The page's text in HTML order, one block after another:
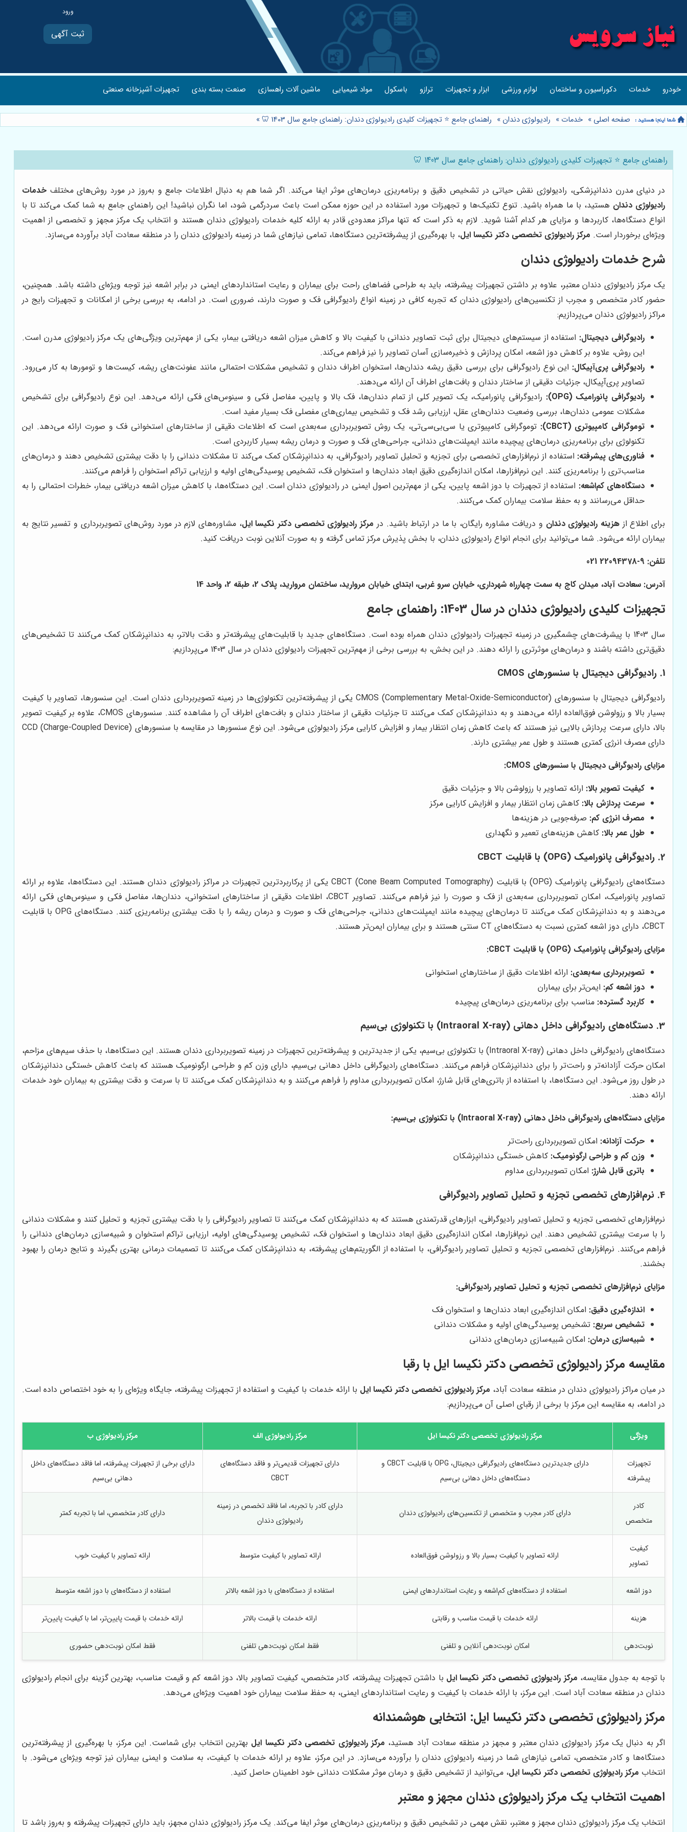
ثبت آگهی
خودرو خدمات دکوراسیون و ساختمان لوازم ورزشی ابزار و تجهیزات ترازو باسکول مواد شیمیایی ماشین آلات راهسازی صنعت بسته بندی تجهیزات آشپزخانه صنعتی
صفحه اصلی » خدمات » رادیولوژی دندان » راهنمای جامع ⭐️ تجهیزات کلیدی رادیولوژی دندان: راهنمای جامع سال 1403 🦷 »
راهنمای جامع ⭐️ تجهیزات کلیدی رادیولوژی دندان: راهنمای جامع سال 1403 🦷
در دنیای مدرن دندانپزشکی، رادیولوژی نقش حیاتی در تشخیص دقیق و برنامه‌ریزی درمان‌های موثر ایفا می‌کند. اگر شما هم به دنبال اطلاعات جامع و به‌روز در مورد روش‌های مختلفخدمات
رادیولوژی دندان هستید، با ما همراه باشید. تنوع تکنیک‌ها و تجهیزات مورد استفاده در این حوزه ممکن است باعث سردرگمی شود، اما نگران نباشید! این راهنمای جامع به شما کمک می‌کند تا با
انواع دستگاه‌ها، کاربردها و مزایای هر کدام آشنا شوید. لازم به ذکر است که تنها مراکز معدودی قادر به ارائه کلیه خدمات رادیولوژی دندان هستند و انتخاب یک مرکز مجهز و تخصصی از اهمیت
ویژه‌ای برخوردار است. مرکز رادیولوژی تخصصی دکتر نکیسا ایل، با بهره‌گیری از پیشرفته‌ترین دستگاه‌ها، تمامی نیازهای شما در زمینه رادیولوژی دندان را در منطقه سعادت آباد برآورده می‌سازد.
شرح خدمات رادیولوژی دندان
یک مرکز رادیولوژی دندان معتبر، علاوه بر داشتن تجهیزات پیشرفته، باید به طراحی فضاهای راحت برای بیماران و رعایت استانداردهای ایمنی در برابر اشعه نیز توجه ویژه‌ای داشته باشد. همچنین،
حضور کادر متخصص و مجرب از تکنسین‌های رادیولوژی دندان که تجربه کافی در زمینه انواع رادیوگرافی فک و صورت دارند، ضروری است. در ادامه، به بررسی برخی از امکانات و تجهیزات رایج در
مراکز رادیولوژی دندان می‌پردازیم:
رادیوگرافی دیجیتال: استفاده از سیستم‌های دیجیتال برای ثبت تصاویر دندانی با کیفیت بالا و کاهش میزان اشعه دریافتی بیمار، یکی از مهم‌ترین ویژگی‌های یک مرکز رادیولوژی مدرن است.
این روش، علاوه بر کاهش دوز اشعه، امکان پردازش و ذخیره‌سازی آسان تصاویر را نیز فراهم می‌کند.
رادیوگرافی پری‌آپیکال: این نوع رادیوگرافی برای بررسی دقیق ریشه دندان‌ها، استخوان اطراف دندان و تشخیص مشکلات احتمالی مانند عفونت‌های ریشه، کیست‌ها و تومورها به کار می‌رود.
تصاویر پری‌آپیکال، جزئیات دقیقی از ساختار دندان و بافت‌های اطراف آن ارائه می‌دهند.
رادیوگرافی پانورامیک (OPG):
رادیوگرافی پانورامیک، یک تصویر کلی از تمام دندان‌ها، فک بالا و پایین، مفاصل فکی و سینوس‌های فکی ارائه می‌دهد. این نوع رادیوگرافی برای تشخیص
مشکلات عمومی دندان‌ها، بررسی وضعیت دندان‌های عقل، ارزیابی رشد فک و تشخیص بیماری‌های مفصلی فک بسیار مفید است.
توموگرافی کامپیوتری (CBCT):
توموگرافی کامپیوتری یا سی‌بی‌سی‌تی، یک روش تصویربرداری سه‌بعدی است که اطلاعات دقیقی از ساختارهای استخوانی فک و صورت ارائه می‌دهد. این
تکنولوژی برای برنامه‌ریزی درمان‌های پیچیده مانند ایمپلنت‌های دندانی، جراحی‌های فک و صورت و درمان ریشه بسیار کاربردی است.
فناوری‌های پیشرفته: استفاده از نرم‌افزارهای تخصصی برای تجزیه و تحلیل تصاویر رادیوگرافی، به دندانپزشکان کمک می‌کند تا مشکلات دندانی را با دقت بیشتری تشخیص دهند و درمان‌های
مناسب‌تری را برنامه‌ریزی کنند. این نرم‌افزارها، امکان اندازه‌گیری دقیق ابعاد دندان‌ها و استخوان فک، تشخیص پوسیدگی‌های اولیه و ارزیابی تراکم استخوان را فراهم می‌کنند.
دستگاه‌های کم‌اشعه: استفاده از تجهیزات با دوز اشعه پایین، یکی از مهم‌ترین اصول ایمنی در رادیولوژی دندان است. این دستگاه‌ها، با کاهش میزان اشعه دریافتی بیمار، خطرات احتمالی را به
حداقل می‌رسانند و به حفظ سلامت بیماران کمک می‌کنند.
برای اطلاع از هزینه رادیولوژی دندان و دریافت مشاوره رایگان، با ما در ارتباط باشید. در مرکز رادیولوژی تخصصی دکتر نکیسا ایل، مشاوره‌های لازم در مورد روش‌های تصویربرداری و تفسیر نتایج به
بیماران ارائه می‌شود. شما می‌توانید برای انجام انواع رادیولوژی دندان، با بخش پذیرش مرکز تماس گرفته و به صورت آنلاین نوبت دریافت کنید.
تلفن: 9-22094378 021
آدرس: سعادت آباد، میدان کاج به سمت چهارراه شهرداری، خیابان سرو غربی، ابتدای خیابان مروارید، ساختمان مروارید، پلاک 2، طبقه 2، واحد 14
تجهیزات کلیدی رادیولوژی دندان در سال 1403: راهنمای جامع
سال 1403 با پیشرفت‌های چشمگیری در زمینه تجهیزات رادیولوژی دندان همراه بوده است. دستگاه‌های جدید با قابلیت‌های پیشرفته‌تر و دقت بالاتر، به دندانپزشکان کمک می‌کنند تا تشخیص‌های
دقیق‌تری داشته باشند و درمان‌های موثرتری را ارائه دهند. در این بخش، به بررسی برخی از مهم‌ترین تجهیزات رادیولوژی دندان در سال 1403 می‌پردازیم:
1. رادیوگرافی دیجیتال با سنسورهای CMOS
رادیوگرافی دیجیتال با سنسورهای CMOS (Complementary Metal-Oxide-Semiconductor) یکی از پیشرفته‌ترین تکنولوژی‌ها در زمینه تصویربرداری دندان است. این سنسورها، تصاویر با کیفیت
بسیار بالا و رزولوشن فوق‌العاده ارائه می‌دهند و به دندانپزشکان کمک می‌کنند تا جزئیات دقیقی از ساختار دندان و بافت‌های اطراف آن را مشاهده کنند. سنسورهای CMOS، علاوه بر کیفیت تصویر
بالا، دارای سرعت پردازش بالایی نیز هستند که باعث کاهش زمان انتظار بیمار و افزایش کارایی مرکز رادیولوژی می‌شود. این نوع سنسورها در مقایسه با سنسورهای CCD (Charge-Coupled Device)
دارای مصرف انرژی کمتری هستند و طول عمر بیشتری دارند.
مزایای رادیوگرافی دیجیتال با سنسورهای CMOS:
کیفیت تصویر بالا: ارائه تصاویر با رزولوشن بالا و جزئیات دقیق
سرعت پردازش بالا: کاهش زمان انتظار بیمار و افزایش کارایی مرکز
مصرف انرژی کم: صرفه‌جویی در هزینه‌ها
طول عمر بالا: کاهش هزینه‌های تعمیر و نگهداری
2. رادیوگرافی پانورامیک (OPG) با قابلیت CBCT
دستگاه‌های رادیوگرافی پانورامیک (OPG) با قابلیت CBCT (Cone Beam Computed Tomography) یکی از پرکاربردترین تجهیزات در مراکز رادیولوژی دندان هستند. این دستگاه‌ها، علاوه بر ارائه
تصاویر پانورامیک، امکان تصویربرداری سه‌بعدی از فک و صورت را نیز فراهم می‌کنند. تصاویر CBCT، اطلاعات دقیقی از ساختارهای استخوانی، دندان‌ها، مفاصل فکی و سینوس‌های فکی ارائه
می‌دهند و به دندانپزشکان کمک می‌کنند تا درمان‌های پیچیده مانند ایمپلنت‌های دندانی، جراحی‌های فک و صورت و درمان ریشه را با دقت بیشتری برنامه‌ریزی کنند. دستگاه‌های OPG با قابلیت
CBCT، دارای دوز اشعه کمتری نسبت به دستگاه‌های CT سنتی هستند و برای بیماران ایمن‌تر هستند.
مزایای رادیوگرافی پانورامیک (OPG) با قابلیت CBCT:
تصویربرداری سه‌بعدی: ارائه اطلاعات دقیق از ساختارهای استخوانی
دوز اشعه کم: ایمن‌تر برای بیماران
کاربرد گسترده: مناسب برای برنامه‌ریزی درمان‌های پیچیده
3. دستگاه‌های رادیوگرافی داخل دهانی (Intraoral X-ray) با تکنولوژی بی‌سیم
دستگاه‌های رادیوگرافی داخل دهانی (Intraoral X-ray) با تکنولوژی بی‌سیم، یکی از جدیدترین و پیشرفته‌ترین تجهیزات در زمینه تصویربرداری دندان هستند. این دستگاه‌ها، با حذف سیم‌های مزاحم،
امکان حرکت آزادانه‌تر و راحت‌تر را برای دندانپزشکان فراهم می‌کنند. دستگاه‌های رادیوگرافی داخل دهانی بی‌سیم، دارای وزن کم و طراحی ارگونومیک هستند که باعث کاهش خستگی دندانپزشکان
در طول روز می‌شود. این دستگاه‌ها، با استفاده از باتری‌های قابل شارژ، امکان تصویربرداری مداوم را فراهم می‌کنند و به دندانپزشکان کمک می‌کنند تا با سرعت و دقت بیشتری به بیماران خود خدمات
ارائه دهند.
مزایای دستگاه‌های رادیوگرافی داخل دهانی (Intraoral X-ray) با تکنولوژی بی‌سیم:
حرکت آزادانه: امکان تصویربرداری راحت‌تر
وزن کم و طراحی ارگونومیک: کاهش خستگی دندانپزشکان
باتری قابل شارژ: امکان تصویربرداری مداوم
4. نرم‌افزارهای تخصصی تجزیه و تحلیل تصاویر رادیوگرافی
نرم‌افزارهای تخصصی تجزیه و تحلیل تصاویر رادیوگرافی، ابزارهای قدرتمندی هستند که به دندانپزشکان کمک می‌کنند تا تصاویر رادیوگرافی را با دقت بیشتری تجزیه و تحلیل کنند و مشکلات دندانی
را با سرعت بیشتری تشخیص دهند. این نرم‌افزارها، امکان اندازه‌گیری دقیق ابعاد دندان‌ها و استخوان فک، تشخیص پوسیدگی‌های اولیه، ارزیابی تراکم استخوان و شبیه‌سازی درمان‌های دندانی را
فراهم می‌کنند. نرم‌افزارهای تخصصی تجزیه و تحلیل تصاویر رادیوگرافی، با استفاده از الگوریتم‌های پیشرفته، به دندانپزشکان کمک می‌کنند تا تصمیمات درمانی بهتری بگیرند و نتایج درمان را بهبود
بخشند.
مزایای نرم‌افزارهای تخصصی تجزیه و تحلیل تصاویر رادیوگرافی:
اندازه‌گیری دقیق: امکان اندازه‌گیری ابعاد دندان‌ها و استخوان فک
تشخیص سریع: تشخیص پوسیدگی‌های اولیه و مشکلات دندانی
شبیه‌سازی درمان: امکان شبیه‌سازی درمان‌های دندانی
مقایسه مرکز رادیولوژی تخصصی دکتر نکیسا ایل با رقبا
در میان مراکز رادیولوژی دندان در منطقه سعادت آباد، مرکز رادیولوژی تخصصی دکتر نکیسا ایل با ارائه خدمات با کیفیت و استفاده از تجهیزات پیشرفته، جایگاه ویژه‌ای را به خود اختصاص داده است.
در ادامه، به مقایسه این مرکز با برخی از رقبای اصلی آن می‌پردازیم:
ویژگی مرکز رادیولوژی تخصصی دکتر نکیسا ایل مرکز رادیولوژی الف مرکز رادیولوژی ب
تجهیزات
پیشرفته
دارای جدیدترین دستگاه‌های رادیوگرافی دیجیتال، OPG با قابلیت CBCT و
دستگاه‌های داخل دهانی بی‌سیم
دارای تجهیزات قدیمی‌تر و فاقد دستگاه‌های
CBCT
دارای برخی از تجهیزات پیشرفته، اما فاقد دستگاه‌های داخل
دهانی بی‌سیم
کادر
متخصص
دارای کادر مجرب و متخصص از تکنسین‌های رادیولوژی دندان
دارای کادر با تجربه، اما فاقد تخصص در زمینه
رادیولوژی دندان
دارای کادر متخصص، اما با تجربه کمتر
کیفیت
تصاویر
ارائه تصاویر با کیفیت بسیار بالا و رزولوشن فوق‌العاده ارائه تصاویر با کیفیت متوسط ارائه تصاویر با کیفیت خوب
دوز اشعه استفاده از دستگاه‌های کم‌اشعه و رعایت استانداردهای ایمنی استفاده از دستگاه‌های با دوز اشعه بالاتر استفاده از دستگاه‌های با دوز اشعه متوسط
هزینه ارائه خدمات با قیمت مناسب و رقابتی ارائه خدمات با قیمت بالاتر ارائه خدمات با قیمت پایین‌تر، اما با کیفیت پایین‌تر
نوبت‌دهی امکان نوبت‌دهی آنلاین و تلفنی فقط امکان نوبت‌دهی تلفنی فقط امکان نوبت‌دهی حضوری
با توجه به جدول مقایسه، مرکز رادیولوژی تخصصی دکتر نکیسا ایل با داشتن تجهیزات پیشرفته، کادر متخصص، کیفیت تصاویر بالا، دوز اشعه کم و قیمت مناسب، بهترین گزینه برای انجام رادیولوژی
دندان در منطقه سعادت آباد است. این مرکز، با ارائه خدمات با کیفیت و رعایت استانداردهای ایمنی، به حفظ سلامت بیماران خود اهمیت ویژه‌ای می‌دهد.
مرکز رادیولوژی تخصصی دکتر نکیسا ایل: انتخابی هوشمندانه
اگر به دنبال یک مرکز رادیولوژی دندان معتبر و مجهز در منطقه سعادت آباد هستید، مرکز رادیولوژی تخصصی دکتر نکیسا ایل بهترین انتخاب برای شماست. این مرکز، با بهره‌گیری از پیشرفته‌ترین
دستگاه‌ها و کادر متخصص، تمامی نیازهای شما در زمینه رادیولوژی دندان را برآورده می‌سازد. در این مرکز، علاوه بر ارائه خدمات با کیفیت، به سلامت و ایمنی بیماران نیز توجه ویژه‌ای می‌شود. با
انتخاب مرکز رادیولوژی تخصصی دکتر نکیسا ایل، می‌توانید از تشخیص دقیق و درمان موثر مشکلات دندانی خود اطمینان حاصل کنید.
اهمیت انتخاب یک مرکز رادیولوژی دندان مجهز و معتبر
انتخاب یک مرکز رادیولوژی دندان مجهز و معتبر، نقش مهمی در تشخیص دقیق و برنامه‌ریزی درمان‌های موثر ایفا می‌کند. یک مرکز رادیولوژی دندان مجهز، باید دارای تجهیزات پیشرفته و به‌روز باشد تا